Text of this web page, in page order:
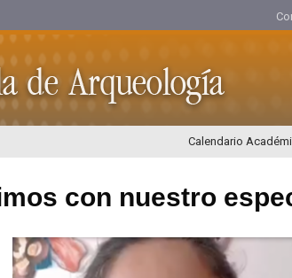
Calendario
con nuestro